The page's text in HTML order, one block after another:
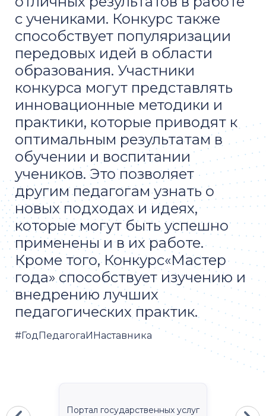
с учениками. Конкурс также
способствует популяризации
передовых идей в области
образования. Участники
конкурса могут представлять
инновационные методики и
практики, которые приводят к
оптимальным результатам в
обучении и воспитании
учеников. Это позволяет
другим педагогам узнать о
новых подходах и идеях,
которые могут быть успешно
применены и в их работе.
Кроме того, Конкурс«Мастер
года» способствует изучению и
внедрению лучших
педагогических практик.
#ГодПедагогаИНаставника
Портал государственных услуг